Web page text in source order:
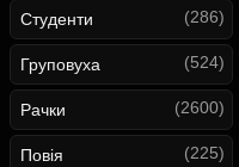
Студенти (286)
Груповуха (524)
Рачки (2600)
Повія (225)